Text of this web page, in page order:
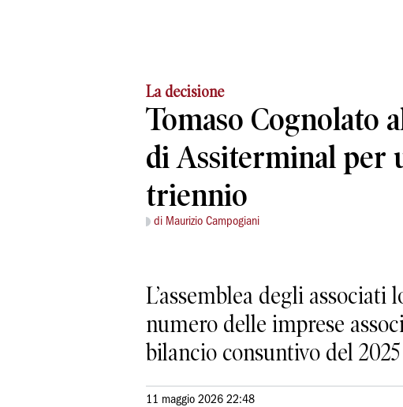
La decisione
Tomaso Cognolato
di Assiterminal per
triennio
di Maurizio Campogiani
L’assemblea degli
numero delle imprese
bilancio consuntivo del 2025
11 maggio 2026 22:48